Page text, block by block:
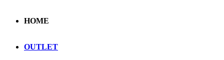
HOME
OUTLET